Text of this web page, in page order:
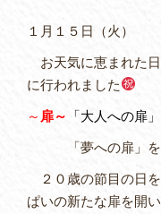
１月１５日（火）
お天気に恵まれた
に行われました
～ 扉～
「大人への扉
「夢への扉」を
２０歳の節目の日
ぱいの新たな扉を開